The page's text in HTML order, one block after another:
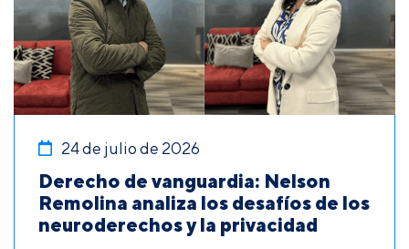
24 de julio de 2026
Derecho de vanguardia: Nelson
Remolina analiza los desafíos de los
neuroderechos y la privacidad